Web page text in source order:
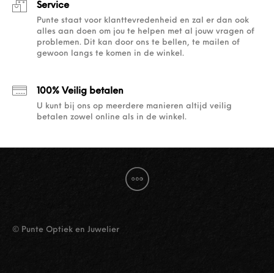
Service
Punte staat voor klanttevredenheid en zal er dan ook
alles aan doen om jou te helpen met al jouw vragen of
problemen. Dit kan door ons te bellen, te mailen of
gewoon langs te komen in de winkel.
100% Veilig betalen
U kunt bij ons op meerdere manieren altijd veilig
betalen zowel online als in de winkel.
© Punte Optiek en Juwelier